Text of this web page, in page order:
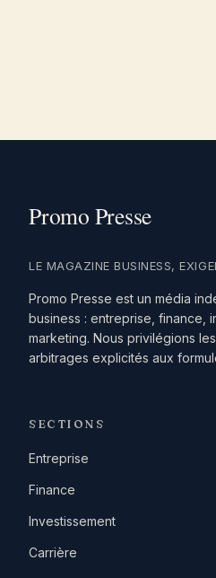
LE MAGAZINE BUSINESS,
Promo Presse est un média
business : entreprise, finance,
marketing. Nous privilégions
arbitrages explicités aux
SECTIONS
Entreprise
Finance
Investissement
Carrière